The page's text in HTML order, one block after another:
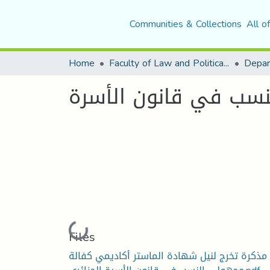
Communities & Collections All
Home Faculty of Law and Political Science
في قانون الأسرة
Loading...
Files
مذكرة تخرج لنيل شهادة الماستر أكاديمي كفالة